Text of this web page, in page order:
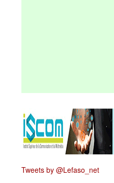
Tweets by @Lefaso_net